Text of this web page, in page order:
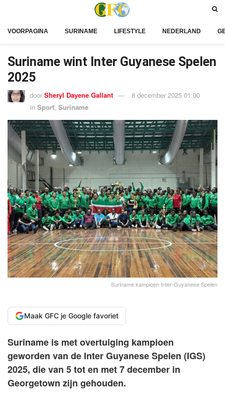
VOORPAGINA SURINAME LIFESTYLE NEDERLAND
Suriname wint Inter Guyanese Spelen
2025
door Sheryl Dayene Gallant
8 december 2025 01:00
in Sport, Suriname
Suriname kampioen Inter-Guyanese Spelen
Maak GFC je Google favoriet
Suriname is met overtuiging kampioen
geworden van de Inter Guyanese Spelen (IGS)
2025, die van 5 tot en met 7 december in
Georgetown zijn gehouden.